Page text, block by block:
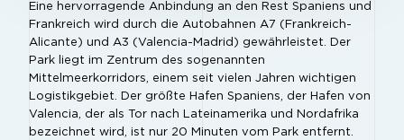
Eine hervorragende Anbindung an den Rest Spaniens und
Frankreich wird durch die Autobahnen A7 (Frankreich-
Alicante) und A3 (Valencia-Madrid) gewährleistet. Der
Park liegt im Zentrum des sogenannten
Mittelmeerkorridors, einem seit vielen Jahren wichtigen
Logistikgebiet. Der größte Hafen Spaniens, der Hafen von
Valencia, der als Tor nach Lateinamerika und Nordafrika
bezeichnet wird, ist nur 20 Minuten vom Park entfernt.